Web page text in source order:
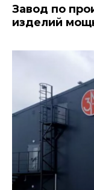
Завод по
изделий